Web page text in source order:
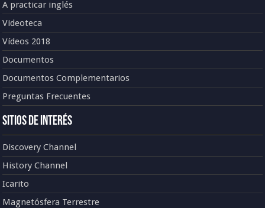
A practicar inglés
Videoteca
Vídeos 2018
Documentos
Documentos Complementarios
Preguntas Frecuentes
Sitios de Interés
Discovery Channel
History Channel
Icarito
Magnetósfera Terrestre